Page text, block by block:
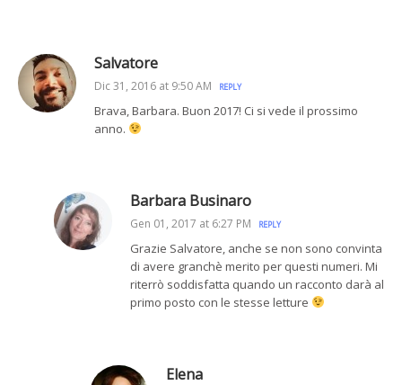
Salvatore
Dic 31, 2016 at 9:50 AM REPLY
Brava, Barbara. Buon 2017! Ci si vede il prossimo
anno.
Barbara Businaro
Gen 01, 2017 at 6:27 PM REPLY
Grazie Salvatore, anche se non sono convinta
di avere granchè merito per questi numeri. Mi
riterrò soddisfatta quando un racconto darà al
primo posto con le stesse letture
Elena